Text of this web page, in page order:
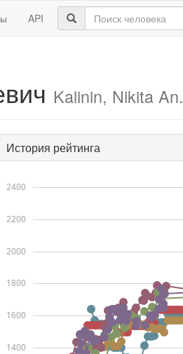
API
Kalinin, Nikita An.
История рейтинга
1400
1600
1800
2000
2200
2400